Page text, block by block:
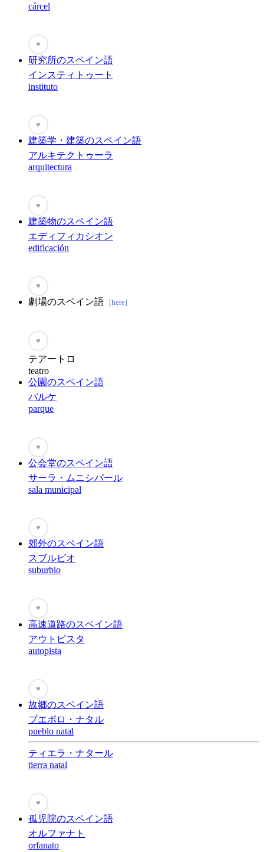
cárcel
♥
研究所のスペイン語
インスティトゥート
instituto
♥
建築学・建築のスペイン語
アルキテクトゥーラ
arquitectura
♥
建築物のスペイン語
エディフィカシオン
edificación
♥
劇場のスペイン語 [here]
♥
テアートロ
teatro
公園のスペイン語
パルケ
parque
♥
公会堂のスペイン語
サーラ・ムニシパール
sala municipal
♥
郊外のスペイン語
スブルビオ
suburbio
♥
高速道路のスペイン語
アウトピスタ
autopista
♥
故郷のスペイン語
プエボロ・ナタル
pueblo natal
ティエラ・ナタール
tierra natal
♥
孤児院のスペイン語
オルファナト
orfanato